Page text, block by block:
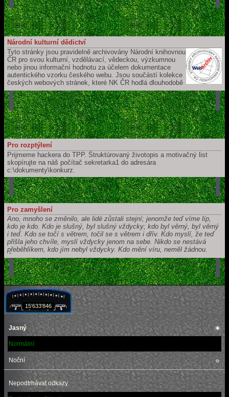
Národní kulturní dědictví
Tyto stránky jsou pravidelně archivovány Národní knihovnou
ČR pro svou kulturní, vzdělávací, vědeckou, výzkumnou
nebo jinou informační hodnotu za účelem dokumentace
autentického vzorku českého webu. Jsou součástí kolekce
českých webových stránek, které NK ČR hodlá dlouhodobě
uchovávat a zpřístupňovat pro budoucí generace. Jejich záznam je
součástí České národní bibliografie a katalogu NK ČR.
Pro rozptýlení
Prijmeme hackera do TPP. Štruktúrovaný životopis a motivačný list
skopírujte na náš počítač sekretarka1 do adresára
c:\dokumenty\konkurz.
Pro zamyšlení
Ano, mnoho se změnilo, ale lidé zůstali stejní; jenomže teď víme líp,
kdo je kdo. Kdo je slušný, byl slušný vždycky; kdo byl věrný, byl věrný
i teď. Kdo se točí s větrem, točil se s větrem i dřív. Kdo myslí, že teď
přišla jeho chvíle, myslí vždycky jenom na sebe. Nikdo se nestává
přeběhlíkem, kdo jím nebyl vždycky. Kdo mění víru, neměl žádnou.
Člověka nepředěláš, jenom se Ti vybarví.
[Karel Čapek]
15'633'846
Jasný ☀
Normální
Noční ☼
Nepodtrhávat odkazy